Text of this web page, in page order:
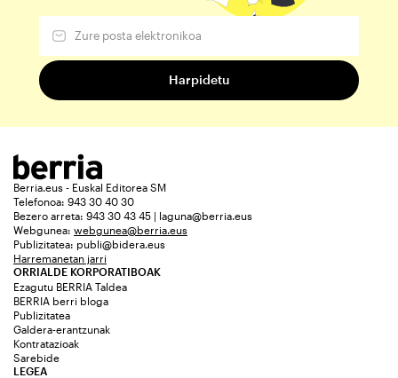
Berria.eus - Euskal Editorea SM
Telefonoa: 943 30 40 30
Bezero arreta: 943 30 43 45 | laguna@berria.eus
Webgunea: webgunea@berria.eus
Publizitatea: publi@bidera.eus
Harremanetan jarri
ORRIALDE KORPORATIBOAK
Ezagutu BERRIA Taldea
BERRIA berri bloga
Publizitatea
Galdera-erantzunak
Kontratazioak
Sarebide
LEGEA